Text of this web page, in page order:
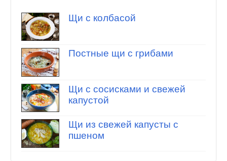
Щи с колбасой
Постные щи с грибами
Щи с сосисками и свежей
капустой
Щи из свежей капусты с
пшеном